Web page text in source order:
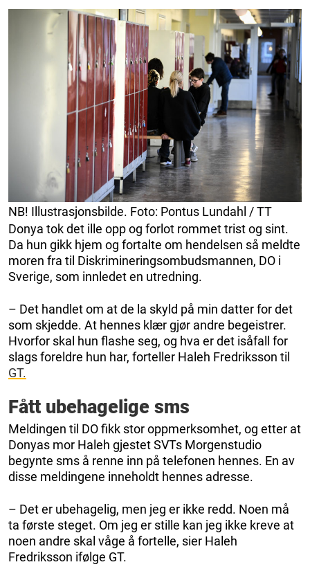
NB! Illustrasjonsbilde. Foto: Pontus Lundahl / TT
Donya tok det ille opp og forlot rommet trist og sint.
Da hun gikk hjem og fortalte om hendelsen så meldte
moren fra til Diskrimineringsombudsmannen, DO i
Sverige, som innledet en utredning.
– Det handlet om at de la skyld på min datter for det
som skjedde. At hennes klær gjør andre begeistrer.
Hvorfor skal hun flashe seg, og hva er det isåfall for
slags foreldre hun har, forteller Haleh Fredriksson til
GT.
Fått ubehagelige sms
Meldingen til DO fikk stor oppmerksomhet, og etter at
Donyas mor Haleh gjestet SVTs Morgenstudio
begynte sms å renne inn på telefonen hennes. En av
disse meldingene inneholdt hennes adresse.
– Det er ubehagelig, men jeg er ikke redd. Noen må
ta første steget. Om jeg er stille kan jeg ikke kreve at
noen andre skal våge å fortelle, sier Haleh
Fredriksson ifølge GT.